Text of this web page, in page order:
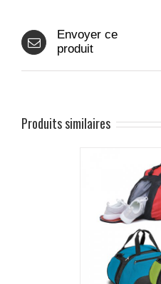
Envoyer ce
produit
Produits similaires